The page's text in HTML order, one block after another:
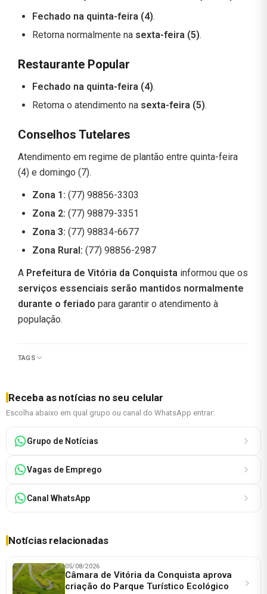
Fechado na quinta-feira (4).
Retorna normalmente na sexta-feira (5).
Restaurante Popular
Fechado na quinta-feira (4).
Retoma o atendimento na sexta-feira (5).
Conselhos Tutelares
Atendimento em regime de plantão entre quinta-feira
(4) e domingo (7).
Zona 1: (77) 98856-3303
Zona 2: (77) 98879-3351
Zona 3: (77) 98834-6677
Zona Rural: (77) 98856-2987
A Prefeitura de Vitória da Conquista informou que os
serviços essenciais serão mantidos normalmente
durante o feriado para garantir o atendimento à
população.
TAGS
Receba as notícias no seu celular
Escolha abaixo em qual grupo ou canal do WhatsApp entrar:
Grupo de Notícias
Vagas de Emprego
Canal WhatsApp
Notícias relacionadas
05/08/2026
Câmara de Vitória da Conquista aprova
criação do Parque Turístico Ecológico